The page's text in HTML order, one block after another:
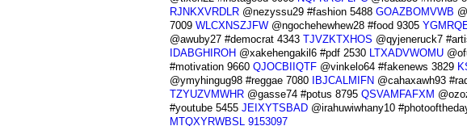
RJNKXVRDLR@nezyssu29 #fashion 5488 GOAZBOMVWB
7009 WLCXNSZJFW@ngochehewhew28 #food 9305
@awuby27 #democrat 4343 TJVZKTXHOS @qyjeneruck7
IDABGHIROH @xakehengakil6 #pdf 2530 LTXADVWOMU
#motivation 9660 QJOCBIIQTF@vinkelo64 #fakenews 3829
@ymyhingug98 #reggae 7080
IBJCALMIFN @cahaxawh93
TZYUZVMWHR@gasse74 #potus 8795 QSVAMFAFXM
#youtube 5455 JEIXYTSBAD@irahuwiwhany10
MTQXYRWBSL 9153097